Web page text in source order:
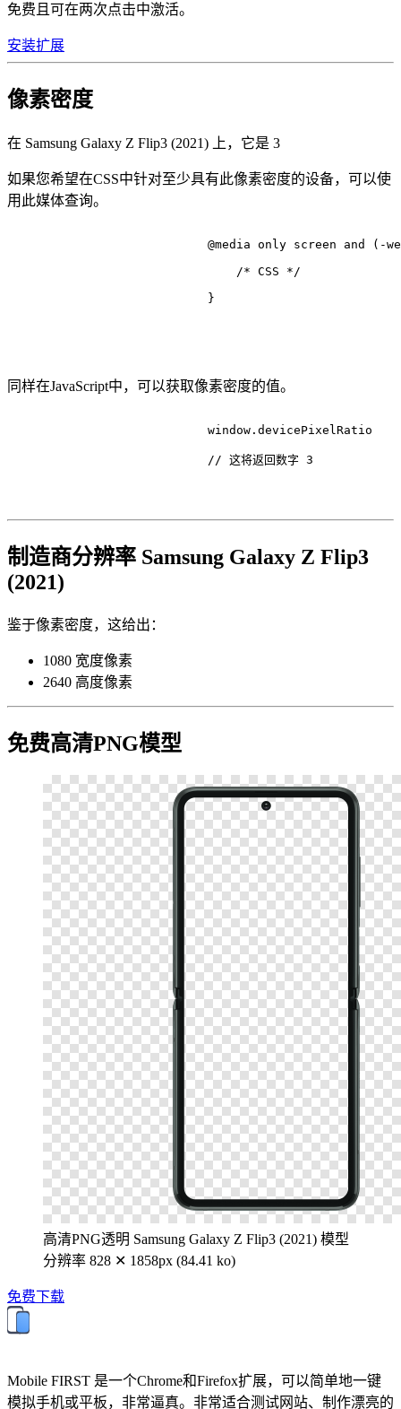
免费且可在两次点击中激活。
安装扩展
像素密度
在 Samsung Galaxy Z Flip3 (2021) 上，它是 3
如果您希望在CSS中针对至少具有此像素密度的设备，可以使
用此媒体查询。
@media only screen and (-
/* CSS */
                            }
同样在JavaScript中，可以获取像素密度的值。
                            window.
devicePixelRatio
// 这将返回数字 3
制造商分辨率 Samsung Galaxy Z Flip3
(2021)
鉴于像素密度，这给出：
1080 宽度像素
2640 高度像素
免费高清PNG模型
高清PNG透明 Samsung Galaxy Z Flip3 (2021) 模型
分辨率 828 ✕ 1858px (84.41 ko)
免费下载
Mobile FIRST 是一个Chrome和Firefox扩展，可以简单地一键
模拟手机或平板，非常逼真。非常适合测试网站、制作漂亮的